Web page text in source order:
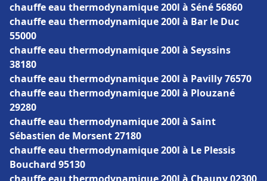
chauffe eau thermodynamique 200l à Séné 56860
chauffe eau thermodynamique 200l à Bar le Duc
55000
chauffe eau thermodynamique 200l à Seyssins
38180
chauffe eau thermodynamique 200l à Pavilly 76570
chauffe eau thermodynamique 200l à Plouzané
29280
chauffe eau thermodynamique 200l à Saint
Sébastien de Morsent 27180
chauffe eau thermodynamique 200l à Le Plessis
Bouchard 95130